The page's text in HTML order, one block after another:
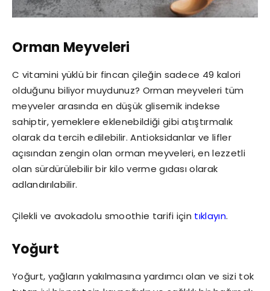
Orman Meyveleri
C vitamini yüklü bir fincan çileğin sadece 49 kalori
olduğunu biliyor muydunuz? Orman meyveleri tüm
meyveler arasında en düşük glisemik indekse
sahiptir, yemeklere eklenebildiği gibi atıştırmalık
olarak da tercih edilebilir. Antioksidanlar ve lifler
açısından zengin olan orman meyveleri, en lezzetli
olan sürdürülebilir bir kilo verme gıdası olarak
adlandırılabilir.
Çilekli ve avokadolu smoothie tarifi için tıklayın.
Yoğurt
Yoğurt, yağların yakılmasına yardımcı olan ve sizi tok